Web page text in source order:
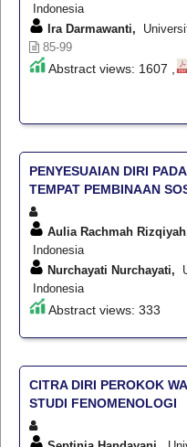
Indonesia
Ira Darmawanti,
85-99
Abstract views: 1607 ,
PENYESUAIAN DIRI
TEMPAT PEMBINAAN
Aulia Rachmah
Indonesia
Nurchayati Nurchayati,
Indonesia
Abstract views: 333
CITRA DIRI PEROKOK
STUDI FENOMENOLOGI